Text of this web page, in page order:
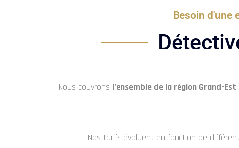
Besoin d'une
Nous couvrons l’ensemble de la région Grand-
Nos tarifs évoluent en fonction de